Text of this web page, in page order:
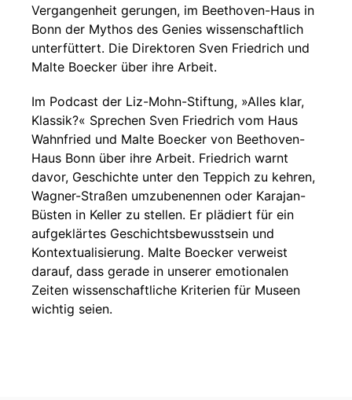
Vergangenheit gerungen, im Beethoven-Haus in
Bonn der Mythos des Genies wissenschaftlich
unterfüttert. Die Direktoren Sven Friedrich und
Malte Boecker über ihre Arbeit.
Im Podcast der Liz-Mohn-Stiftung, »Alles klar,
Klassik?« Sprechen Sven Friedrich vom Haus
Wahnfried und Malte Boecker von Beethoven-
Haus Bonn über ihre Arbeit. Friedrich warnt
davor, Geschichte unter den Teppich zu kehren,
Wagner-Straßen umzubenennen oder Karajan-
Büsten in Keller zu stellen. Er plädiert für ein
aufgeklärtes Geschichtsbewusstsein und
Kontextualisierung. Malte Boecker verweist
darauf, dass gerade in unserer emotionalen
Zeiten wissenschaftliche Kriterien für Museen
wichtig seien.